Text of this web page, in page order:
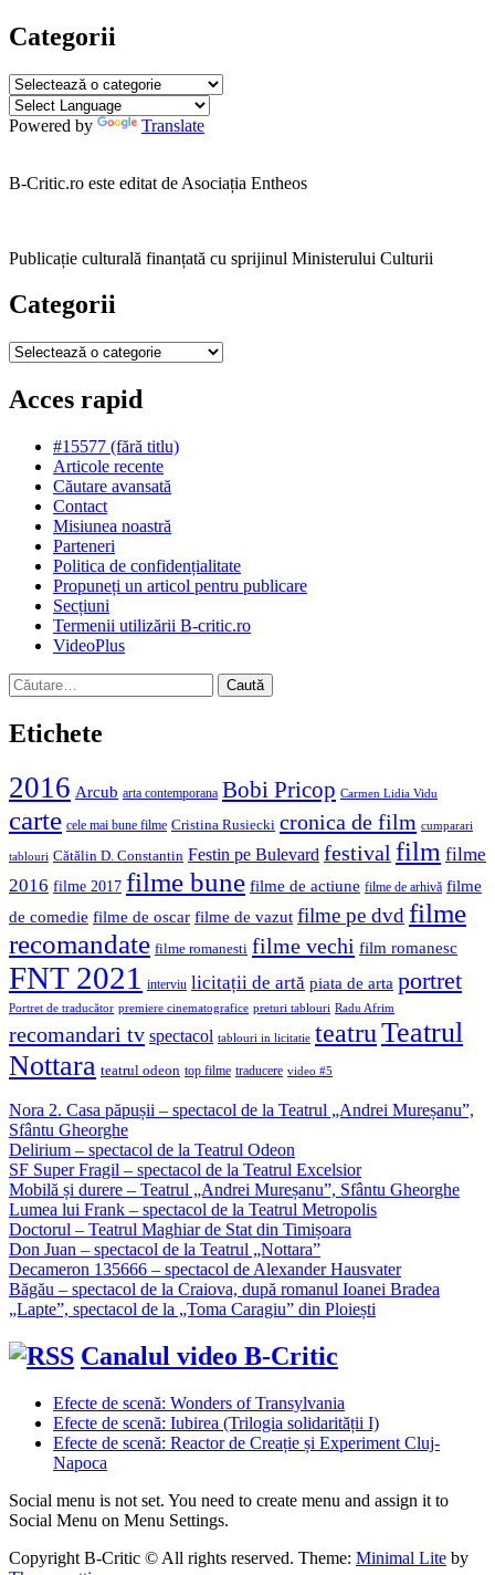
Categorii
Categorii
Powered by Translate
B-Critic.ro este editat de Asociația Entheos
Publicație culturală finanțată cu sprijinul Ministerului Culturii
Categorii
Categorii
Acces rapid
#15577 (fără titlu)
Articole recente
Căutare avansată
Contact
Misiunea noastră
Parteneri
Politica de confidențialitate
Propuneți un articol pentru publicare
Secțiuni
Termenii utilizării B-critic.ro
VideoPlus
Caută
după:
Etichete
2016 Arcub arta contemporana Bobi Pricop Carmen Lidia Vidu
carte cele mai bune filme Cristina Rusiecki cronica de film cumparari
tablouri Cătălin D. Constantin Festin pe Bulevard festival film filme
2016 filme 2017 filme bune filme de actiune filme de arhivă filme
de comedie filme de oscar filme de vazut filme pe dvd filme
recomandate filme romanesti filme vechi film romanesc
FNT 2021 interviu licitații de artă piata de arta portret
Portret de traducător premiere cinematografice preturi tablouri Radu Afrim
recomandari tv spectacol tablouri in licitatie teatruTeatrul
Nottara teatrul odeon top filme traducere video #5
Nora 2. Casa păpușii – spectacol de la Teatrul „Andrei Mureșanu”,
Sfântu Gheorghe
Delirium – spectacol de la Teatrul Odeon
SF Super Fragil – spectacol de la Teatrul Excelsior
Mobilă și durere – Teatrul „Andrei Mureșanu”, Sfântu Gheorghe
Lumea lui Frank – spectacol de la Teatrul Metropolis
Doctorul – Teatrul Maghiar de Stat din Timișoara
Don Juan – spectacol de la Teatrul „Nottara”
Decameron 135666 – spectacol de Alexander Hausvater
Băgău – spectacol de la Craiova, după romanul Ioanei Bradea
„Lapte”, spectacol de la „Toma Caragiu” din Ploiești
Canalul video B-Critic
Efecte de scenă: Wonders of Transylvania
Efecte de scenă: Iubirea (Trilogia solidarității I)
Efecte de scenă: Reactor de Creație și Experiment Cluj-
Napoca
Social menu is not set. You need to create menu and assign it to
Social Menu on Menu Settings.
Copyright B-Critic © All rights reserved. Theme: Minimal Lite by